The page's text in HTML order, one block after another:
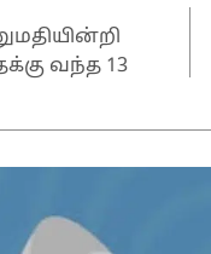
வந்த 13